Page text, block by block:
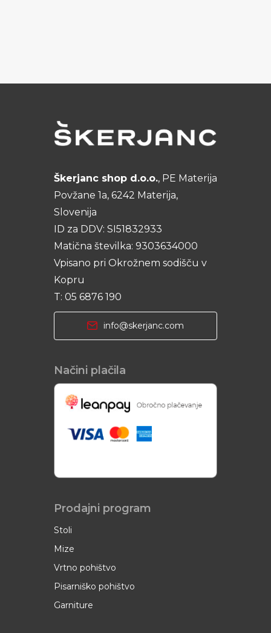
Škerjanc shop d.o.o., PE Materija
Povžane 1a, 6242 Materija,
Slovenija
ID za DDV: SI51832933
Matična številka: 9303634000
Vpisano pri Okrožnem sodišču v
Kopru
T: 05 6876 190
info@skerjanc.com
Prodajni program
Stoli
Mize
Vrtno pohištvo
Pisarniško pohištvo
Garniture
Načini plačila